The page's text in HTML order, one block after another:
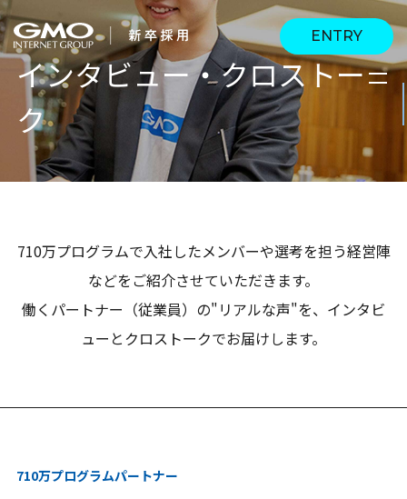
ENTRY
会社を知る
企業情報 CEOメッセージ
インタビュー・クロス
キャリアパス
働く環境
待遇・福利厚生 人財育成制度
オフィスツアー 社内イベント
AI活用
インタビュー・クロストー
ク
710万プログラムで入社したメンバーや選考を担う経営陣
などをご紹介させていただきます。
働くパートナー（従業員）の"リアルな声"を、インタビ
ューとクロストークでお届けします。
710万プログラムパートナー